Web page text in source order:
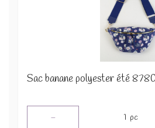
Sac banane polyester été
- 1 pc